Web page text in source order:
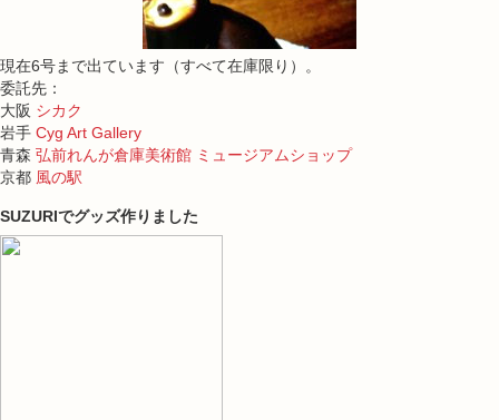
現在6号まで出ています（すべて在庫限り）。
委託先：
大阪 シカク
岩手 Cyg Art Gallery
青森 弘前れんが倉庫美術館 ミュージアムショップ
京都 風の駅
SUZURIでグッズ作りました